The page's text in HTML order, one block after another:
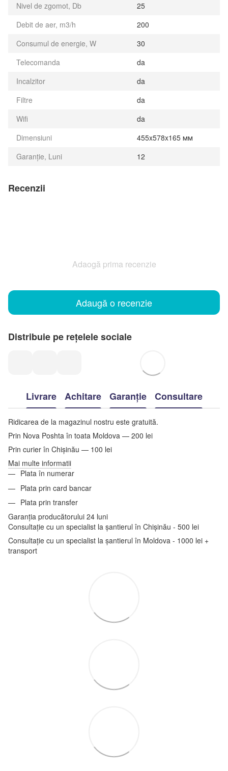
Nivel de zgomot, Db
25
Debit de aer, m3/h
200
Consumul de energie, W
30
Telecomanda
da
Incalzitor
da
Filtre
da
Wifi
da
Dimensiuni
455x578x165 мм
Garanție, Luni
12
Recenzii
Adaogă prima recenzie
Adaugă o recenzie
Distribuie pe rețelele sociale
Livrare Achitare Garanție Consultare
Ridicarea de la magazinul nostru este gratuită.
Prin Nova Poshta în toata Moldova — 200 lei
Prin curier în Chișinău — 100 lei
Mai multe informatii
Plata în numerar
Plata prin card bancar
Plata prin transfer
Garanția producătorului 24 luni
Consultație cu un specialist la șantierul în Chișinău - 500 lei
Consultație cu un specialist la șantierul în Moldova - 1000 lei +
transport